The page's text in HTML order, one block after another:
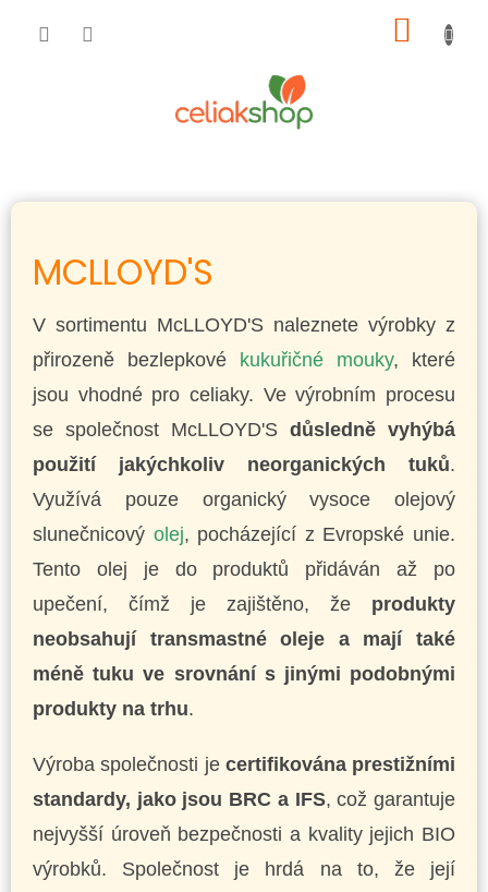
KOŠÍK
MCLLOYD'S
V sortimentu McLLOYD'S naleznete výrobky z
přirozeně bezlepkové kukuřičné mouky, které
jsou vhodné pro celiaky. Ve výrobním procesu
se společnost McLLOYD'S důsledně vyhýbá
použití jakýchkoliv neorganických tuků.
Využívá pouze organický vysoce olejový
slunečnicový olej, pocházející z Evropské unie.
Tento olej je do produktů přidáván až po
upečení, čímž je zajištěno, že produkty
neobsahují transmastné oleje a mají také
méně tuku ve srovnání s jinými podobnými
produkty na trhu.
Výroba společnosti je certifikována prestižními
standardy, jako jsou BRC a IFS, což garantuje
nejvyšší úroveň bezpečnosti a kvality jejich BIO
výrobků. Společnost je hrdá na to, že její